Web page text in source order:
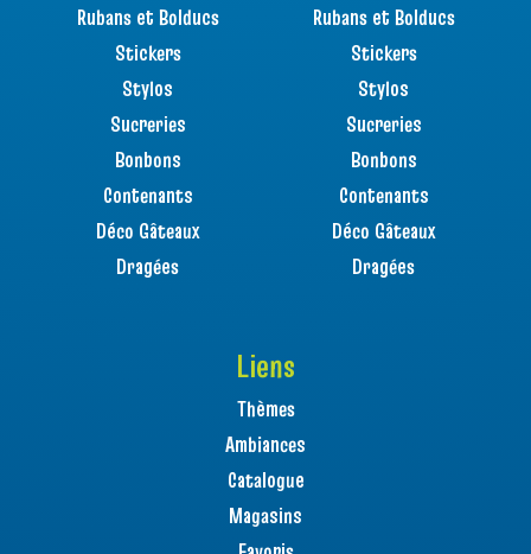
Rubans et Bolducs
Stickers
Stylos
Sucreries
Bonbons
Contenants
Déco Gâteaux
Dragées
Rubans et Bolducs
Stickers
Stylos
Sucreries
Bonbons
Contenants
Déco Gâteaux
Dragées
Liens
Thèmes
Ambiances
Catalogue
Magasins